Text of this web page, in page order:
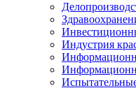
Индустрия